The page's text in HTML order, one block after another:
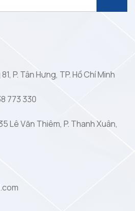
P. Tân Hưng, TP. Hồ Chí Minh
773 330
Lê Văn Thiêm, P. Thanh Xuân,